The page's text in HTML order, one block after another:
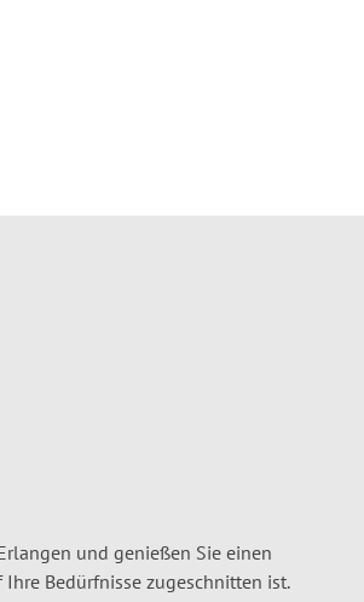
und genießen Sie einen
Ihre Bedürfnisse zugeschnitten ist.